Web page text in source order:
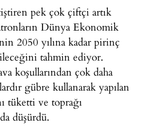
pek çok çiftçi artık
Dünya Ekonomik
2050 yılına kadar pirinç
tahmin ediyor.
koşullarından çok daha
gübre kullanarak yapılan
tüketti ve toprağı
düşürdü.